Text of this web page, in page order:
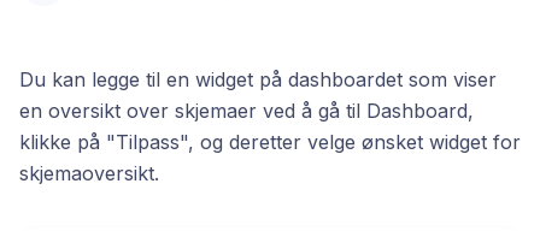
Du kan legge til en widget på dashboardet som viser
en oversikt over skjemaer ved å gå til Dashboard,
klikke på "Tilpass", og deretter velge ønsket widget for
skjemaoversikt.